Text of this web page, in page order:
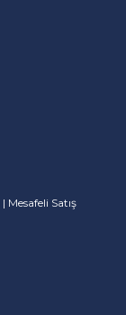
| Mesafeli Satış